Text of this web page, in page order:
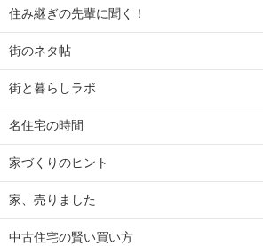
住み継ぎの先輩に聞く！
街のネタ帖
街と暮らしラボ
名住宅の時間
家づくりのヒント
家、売りました
中古住宅の賢い買い方